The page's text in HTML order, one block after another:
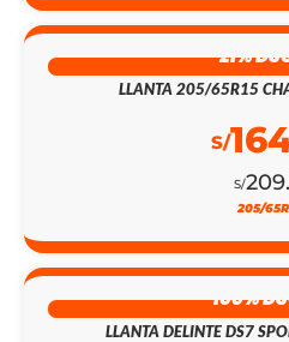
21%
LLANTA 205/65R15
S/
S/
205/
100%
LLANTA DELINTE DS7